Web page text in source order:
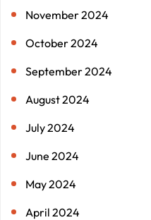
November 2024
October 2024
September 2024
August 2024
July 2024
June 2024
May 2024
April 2024